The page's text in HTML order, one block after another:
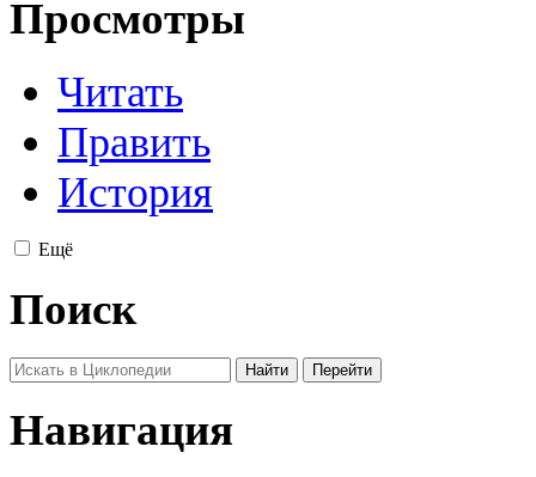
Просмотры
Читать
Править
История
Ещё
Поиск
Навигация